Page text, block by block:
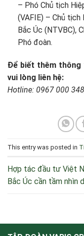
– Phó Chủ tịch
(VAFIE) – Chủ
Bắc Úc (NTVBC),
Phó đoàn.
Để biết thêm
vui lòng liên hệ:
Hotline: 0967 000
This entry was posted in
Hợp tác đầu tư Việt
Bắc Úc cần tầm nhìn